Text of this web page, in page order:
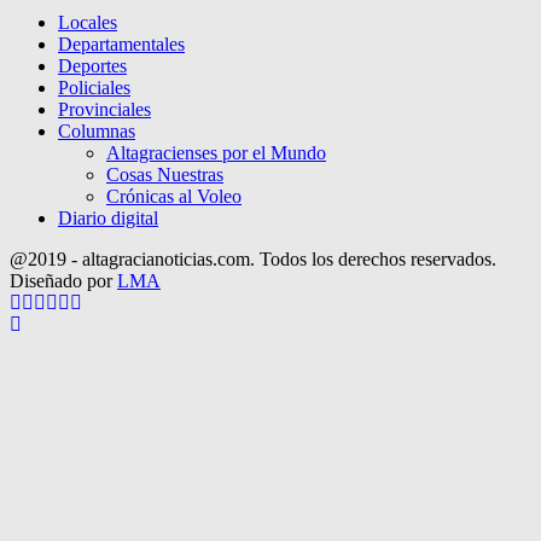
Locales
Departamentales
Deportes
Policiales
Provinciales
Columnas
Altagracienses por el Mundo
Cosas Nuestras
Crónicas al Voleo
Diario digital
@2019 - altagracianoticias.com. Todos los derechos reservados.
Diseñado porLMA
Facebook
Twitter
Instagram
Pinterest
Google